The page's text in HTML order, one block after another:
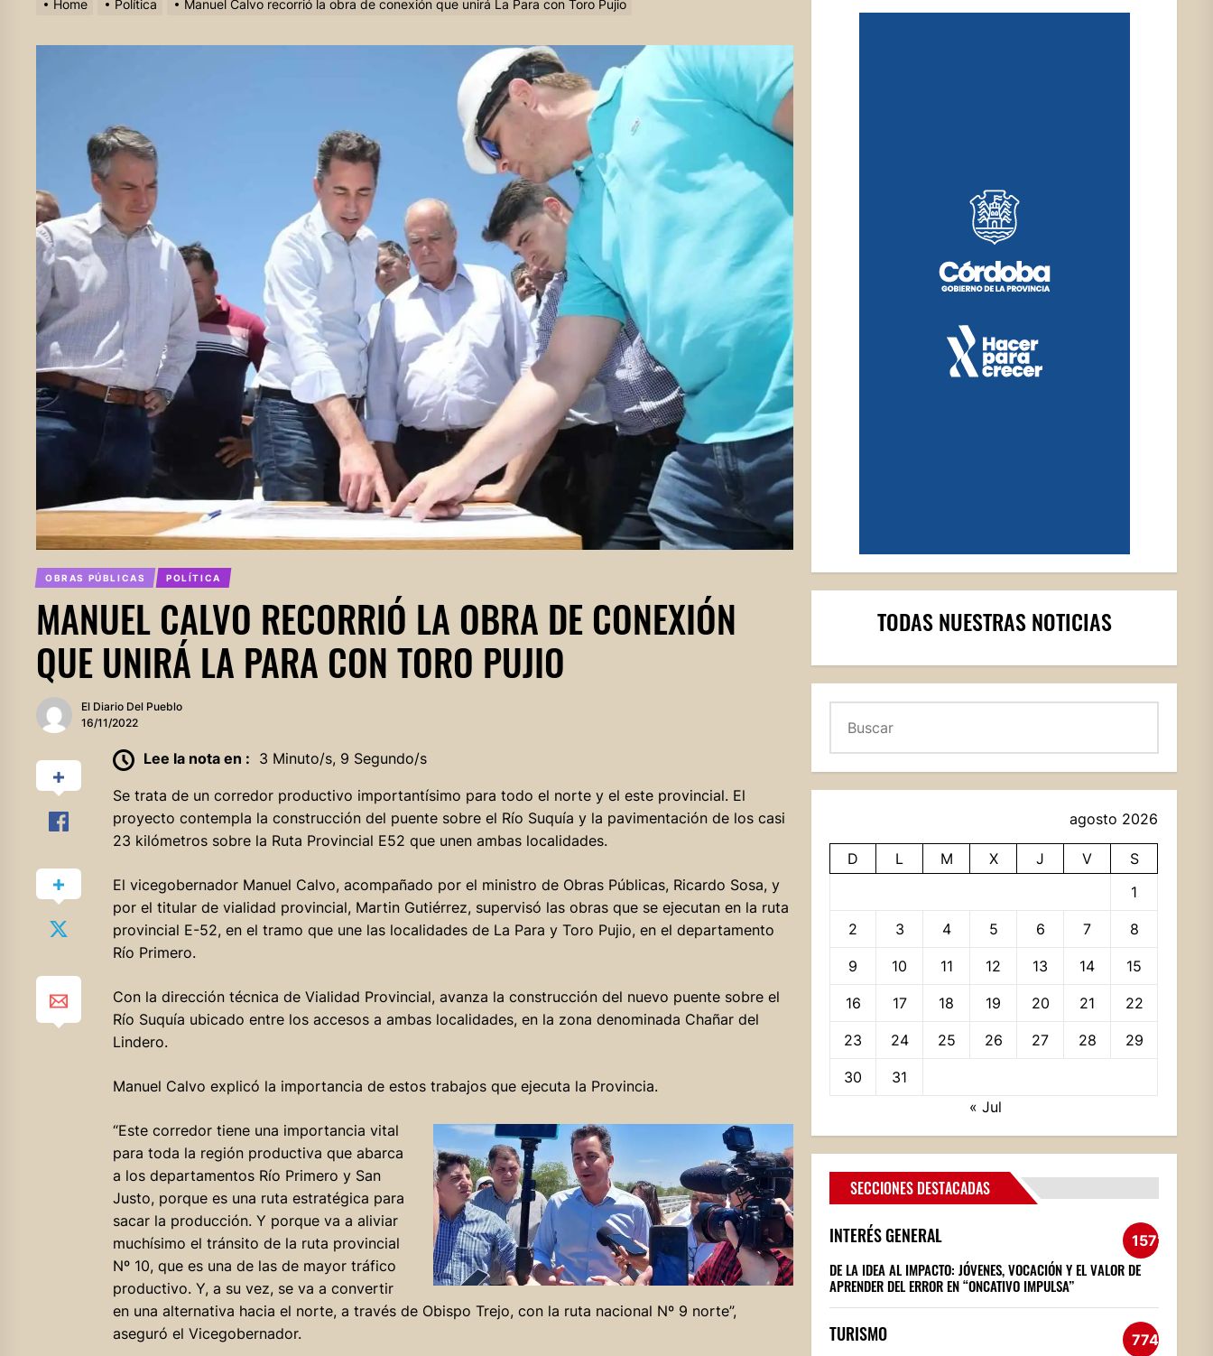
Home Política Manuel Calvo recorrió la obra de conexión que unirá La Para con Toro Pujio
OBRAS PÚBLICAS POLÍTICA
MANUEL CALVO RECORRIÓ LA OBRA DE CONEXIÓN
QUE UNIRÁ LA PARA CON TORO PUJIO
El Diario Del Pueblo
16/11/2022
Lee la nota en : 3 Minuto/s, 9 Segundo/s
Se trata de un corredor productivo importantísimo para todo el norte y el este provincial. El
proyecto contempla la construcción del puente sobre el Río Suquía y la pavimentación de los casi
23 kilómetros sobre la Ruta Provincial E52 que unen ambas localidades.
El vicegobernador Manuel Calvo, acompañado por el ministro de Obras Públicas, Ricardo Sosa, y
por el titular de vialidad provincial, Martin Gutiérrez, supervisó las obras que se ejecutan en la ruta
provincial E-52, en el tramo que une las localidades de La Para y Toro Pujio, en el departamento
Río Primero.
Con la dirección técnica de Vialidad Provincial, avanza la construcción del nuevo puente sobre el
Río Suquía ubicado entre los accesos a ambas localidades, en la zona denominada Chañar del
Lindero.
Manuel Calvo explicó la importancia de estos trabajos que ejecuta la Provincia.
“Este corredor tiene una importancia vital
para toda la región productiva que abarca
a los departamentos Río Primero y San
Justo, porque es una ruta estratégica para
sacar la producción. Y porque va a aliviar
muchísimo el tránsito de la ruta provincial
Nº 10, que es una de las de mayor tráfico
productivo. Y, a su vez, se va a convertir
en una alternativa hacia el norte, a través de Obispo Trejo, con la ruta nacional Nº 9 norte”,
aseguró el Vicegobernador.
TODAS NUESTRAS NOTICIAS
agosto 2026
D L M X J V
S
1
2 3 4 5 6 7 8
9 10 11 12 13 14 15
16 17 18 19 20 21 22
23 24 25 26 27 28 29
30
31
« Jul
SECCIONES DESTACADAS
INTERÉS GENERAL 1572
DE LA IDEA AL IMPACTO: JÓVENES, VOCACIÓN Y EL VALOR DE
APRENDER DEL ERROR EN “ONCATIVO IMPULSA”
TURISMO 774